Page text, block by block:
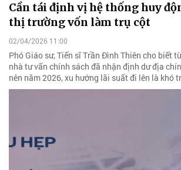
Cần tái định vị hệ thống huy
thị trường vốn làm trụ cột
02/04/2026 11:00
Phó Giáo sư, Tiến sĩ Trần Đình Thiên cho biết
nhà tư vấn chính sách đã nhận định dư địa
nên năm 2026, xu hướng lãi suất đi lên là khó